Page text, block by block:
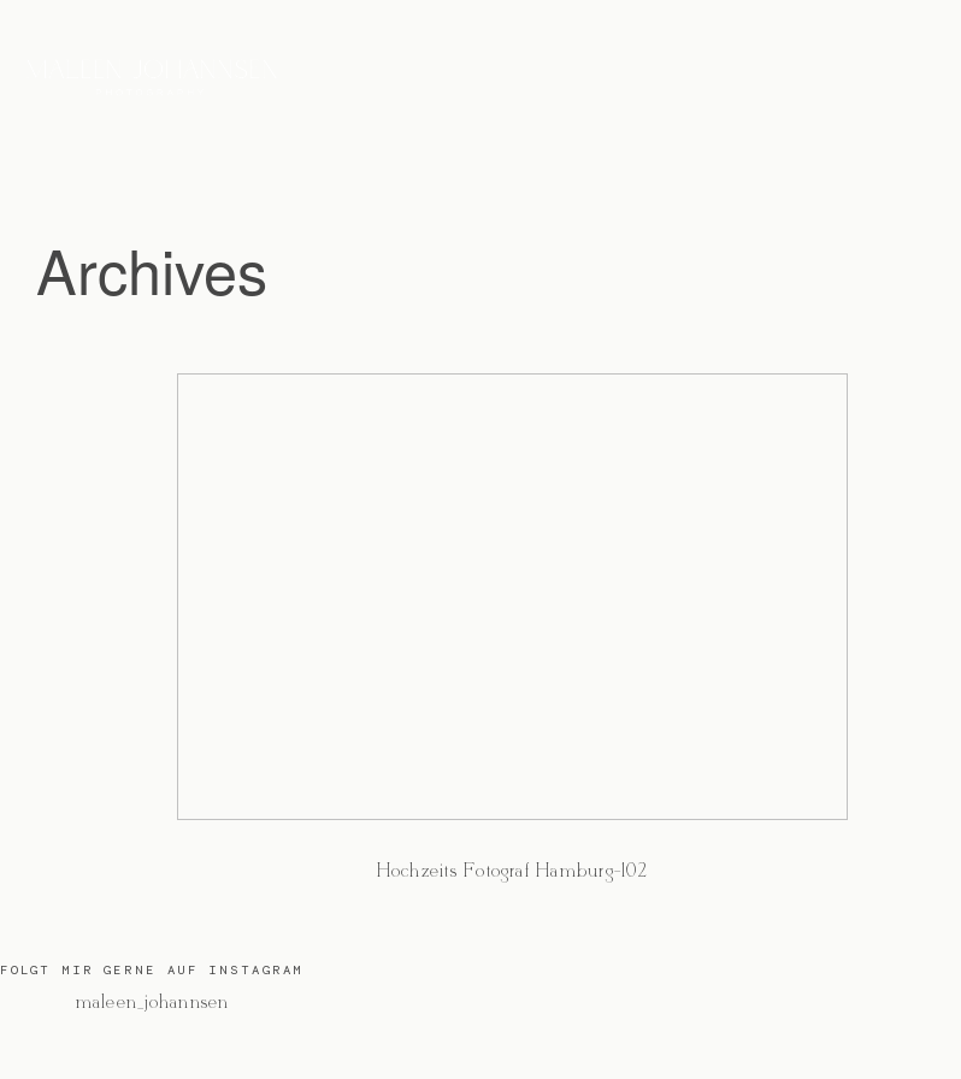
Archives
Hochzeits Fotograf Hamburg-102
FOLGT MIR GERNE AUF INSTAGRAM
@maleen_johannsen